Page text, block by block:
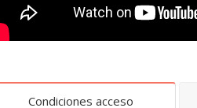
Condiciones acceso